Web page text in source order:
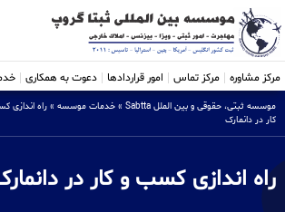
مرکز مشاوره مرکز تماس امور قراردادها دعوت به همکاری
موسسه ثبتی، حقوقی و بین الملل Sabtta » خدمات موسسه » راه اندازی
کار در دانمارک
راه اندازی کسب و کار در